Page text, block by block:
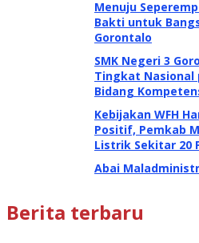
Menuju
Bakti untuk
Gorontalo
SMK Negeri 3
Tingkat Nasional
Bidang
Kebijakan WFH
Positif, Pemkab
Listrik Sekitar 20
Abai
Berita terbaru